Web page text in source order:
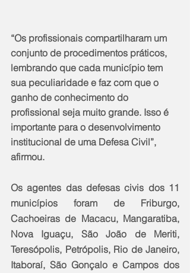
“Os profissionais compartilharam um
conjunto de procedimentos práticos,
lembrando que cada município tem
sua peculiaridade e faz com que o
ganho de conhecimento do
profissional seja muito grande. Isso é
importante para o desenvolvimento
institucional de uma Defesa Civil”,
afirmou.
Os agentes das defesas civis dos 11
municípios foram de Friburgo,
Cachoeiras de Macacu, Mangaratiba,
Nova Iguaçu, São João de Meriti,
Teresópolis, Petrópolis, Rio de Janeiro,
Itaboraí, São Gonçalo e Campos dos